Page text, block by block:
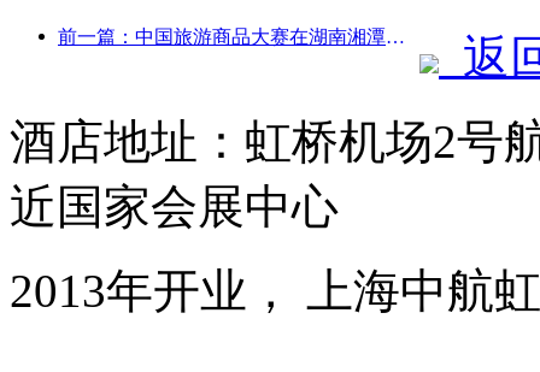
前一篇：中国旅游商品大赛在湖南湘潭成功举办
返
酒店地址：虹桥机场2号
近国家会展中心
2013年开业， 上海中